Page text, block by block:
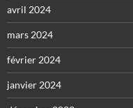
avril 2024
mars 2024
février 2024
janvier 2024